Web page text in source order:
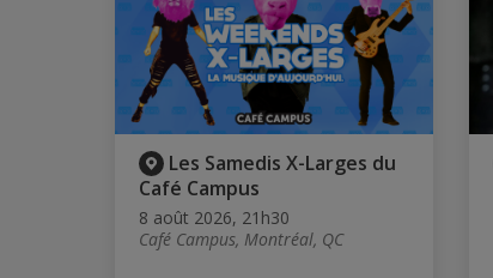
Les Samedis X-Larges du
Café Campus
8 août 2026, 21h30
Café Campus, Montréal, QC